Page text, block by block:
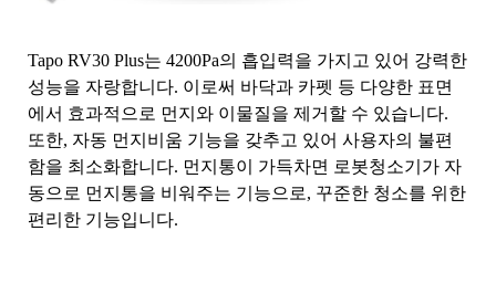
Tapo RV30 Plus는 4200Pa의 흡입력을 가지고 있어 강력한
성능을 자랑합니다. 이로써 바닥과 카펫 등 다양한 표면
에서 효과적으로 먼지와 이물질을 제거할 수 있습니다.
또한, 자동 먼지비움 기능을 갖추고 있어 사용자의 불편
함을 최소화합니다. 먼지통이 가득차면 로봇청소기가 자
동으로 먼지통을 비워주는 기능으로, 꾸준한 청소를 위한
편리한 기능입니다.